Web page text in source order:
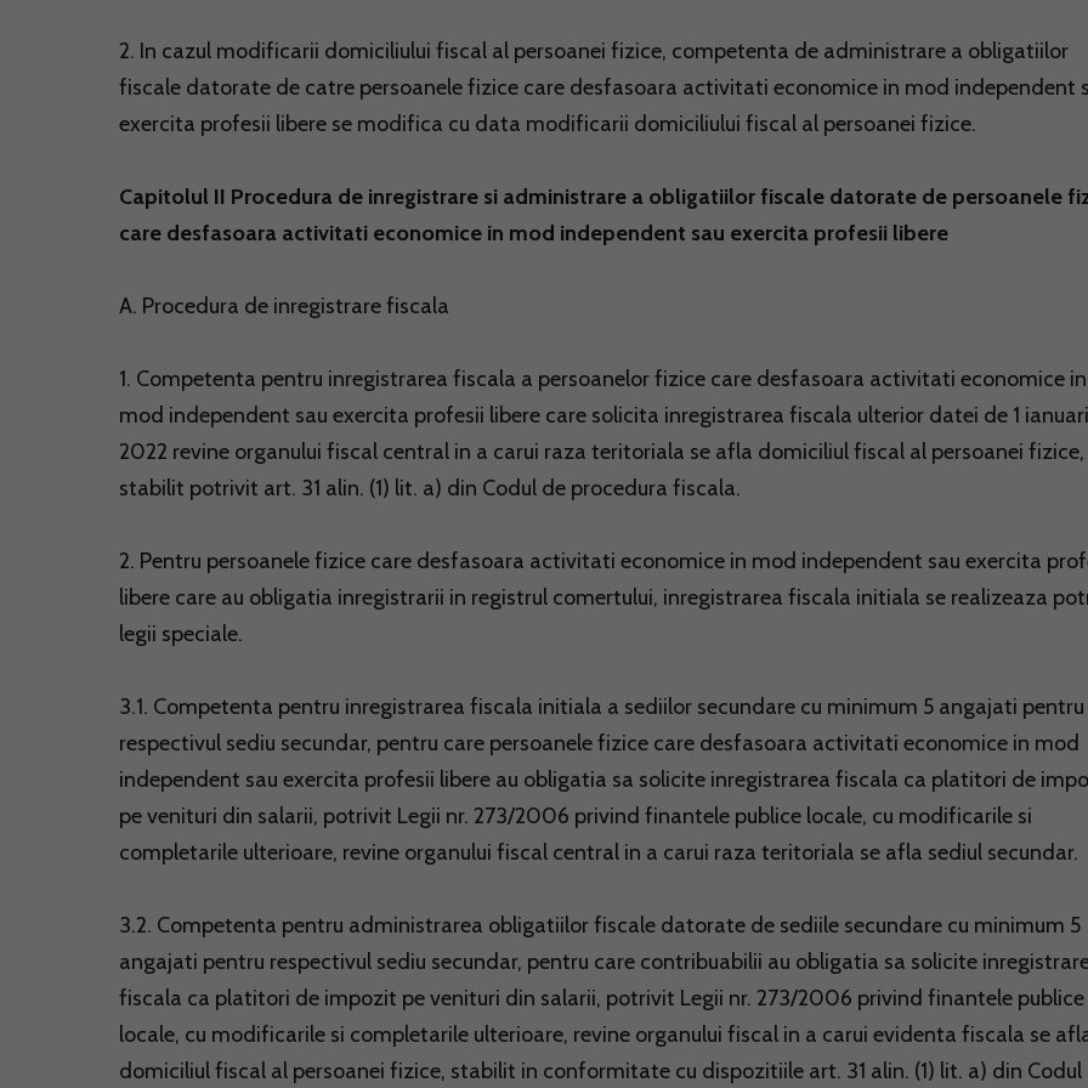
2. In cazul modificarii domiciliului fiscal al persoanei fizice, competenta de administrare a obligatiilor
fiscale datorate de catre persoanele fizice care desfasoara activitati economice in mod independent
exercita profesii libere se modifica cu data modificarii domiciliului fiscal al persoanei fizice.
Capitolul II Procedura de inregistrare si administrare a obligatiilor fiscale datorate de persoanele
care desfasoara activitati economice in mod independent sau exercita profesii libere
A. Procedura de inregistrare fiscala
1. Competenta pentru inregistrarea fiscala a persoanelor fizice care desfasoara activitati economice in
mod independent sau exercita profesii libere care solicita inregistrarea fiscala ulterior datei de 1
2022 revine organului fiscal central in a carui raza teritoriala se afla domiciliul fiscal al persoanei fizice,
stabilit potrivit art. 31 alin. (1) lit. a) din Codul de procedura fiscala.
2. Pentru persoanele fizice care desfasoara activitati economice in mod independent sau exercita
libere care au obligatia inregistrarii in registrul comertului, inregistrarea fiscala initiala se realizeaza
legii speciale.
3.1. Competenta pentru inregistrarea fiscala initiala a sediilor secundare cu minimum 5 angajati pentru
respectivul sediu secundar, pentru care persoanele fizice care desfasoara activitati economice in mod
independent sau exercita profesii libere au obligatia sa solicite inregistrarea fiscala ca platitori de
pe venituri din salarii, potrivit Legii nr. 273/2006 privind finantele publice locale, cu modificarile si
completarile ulterioare, revine organului fiscal central in a carui raza teritoriala se afla sediul secundar.
3.2. Competenta pentru administrarea obligatiilor fiscale datorate de sediile secundare cu minimum 5
angajati pentru respectivul sediu secundar, pentru care contribuabilii au obligatia sa solicite
fiscala ca platitori de impozit pe venituri din salarii, potrivit Legii nr. 273/2006 privind finantele publice
locale, cu modificarile si completarile ulterioare, revine organului fiscal in a carui evidenta fiscala se
domiciliul fiscal al persoanei fizice, stabilit in conformitate cu dispozitiile art. 31 alin. (1) lit. a) din Codul